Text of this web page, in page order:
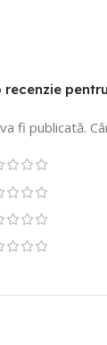
fi publicată.